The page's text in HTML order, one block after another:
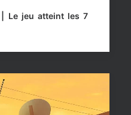
Le jeu atteint les 7